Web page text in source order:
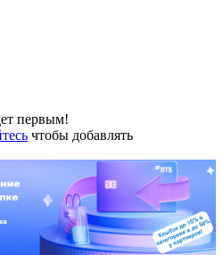
первым!
чтобы добавлять